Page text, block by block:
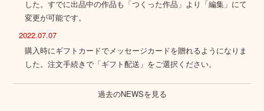
した。すでに出品中の作品も「つくった作品」より「編集」にて
変更が可能です。
2022.07.07
購入時にギフトカードでメッセージカードを贈れるようになりま
した。注文手続きで「ギフト配送」をご選択ください。
過去のNEWSを見る